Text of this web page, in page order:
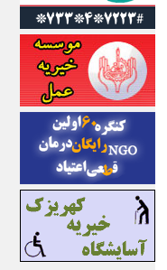
ایسکانیوز
ایسنا
ایکنا
ایلنا
اینتیتر
ایونا نیوز
بازتاب آنلاین
باشگاه خبرنگاران
باغستان نیوز
بامبوک
ببین و بخون
بدینسان
بنکر